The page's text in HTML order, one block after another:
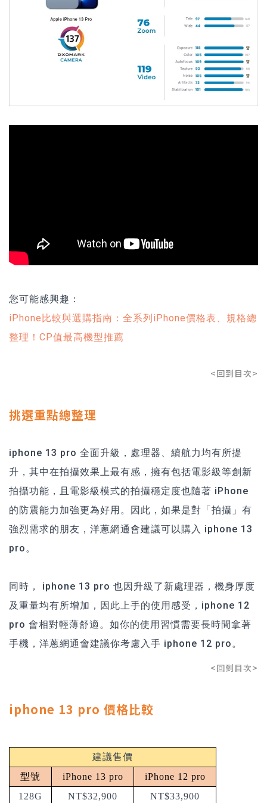
您可能感興趣：
iPhone比較與選購指南：全系列iPhone價格表、規格總
整理！CP值最高機型推薦
<回到目次>
挑選重點總整理
iphone 13 pro 全面升級，處理器、續航力均有所提
升，其中在拍攝效果上最有感，擁有包括電影級等創新
拍攝功能，且電影級模式的拍攝穩定度也隨著 iPhone
的防震能力加強更為好用。因此，如果是對「拍攝」有
強烈需求的朋友，洋蔥網通會建議可以購入 iphone 13
pro。
同時， iphone 13 pro 也因升級了新處理器，機身厚度
及重量均有所增加，因此上手的使用感受，iphone 12
pro 會相對輕薄舒適。如你的使用習慣需要長時間拿著
手機，洋蔥網通會建議你考慮入手 iphone 12 pro。
<回到目次>
iphone 13 pro 價格比較
建議售價
型號
iPhone 13 pro
iPhone 12 pro
128G
NT$32,900
NT$33,900